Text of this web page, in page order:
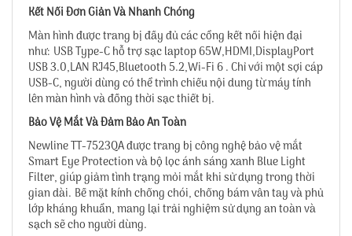
Kết Nối Đơn Giản Và Nhanh Chóng
Màn hình được trang bị đầy đủ các cổng kết nối hiện đại
như: USB Type-C hỗ trợ sạc laptop 65W,HDMI,DisplayPort
USB 3.0,LAN RJ45,Bluetooth 5.2,Wi-Fi 6 . Chỉ với một sợi cáp
USB-C, người dùng có thể trình chiếu nội dung từ máy tính
lên màn hình và đồng thời sạc thiết bị.
Bảo Vệ Mắt Và Đảm Bảo An Toàn
Newline TT-7523QA được trang bị công nghệ bảo vệ mắt
Smart Eye Protection và bộ lọc ánh sáng xanh Blue Light
Filter, giúp giảm tình trạng mỏi mắt khi sử dụng trong thời
gian dài. Bề mặt kính chống chói, chống bám vân tay và phủ
lớp kháng khuẩn, mang lại trải nghiệm sử dụng an toàn và
sạch sẽ cho người dùng.